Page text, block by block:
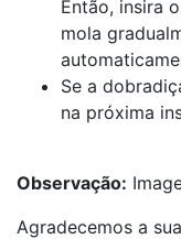
Então, insira
mola
Se a
na próxima
Observação:
Agradecemos a